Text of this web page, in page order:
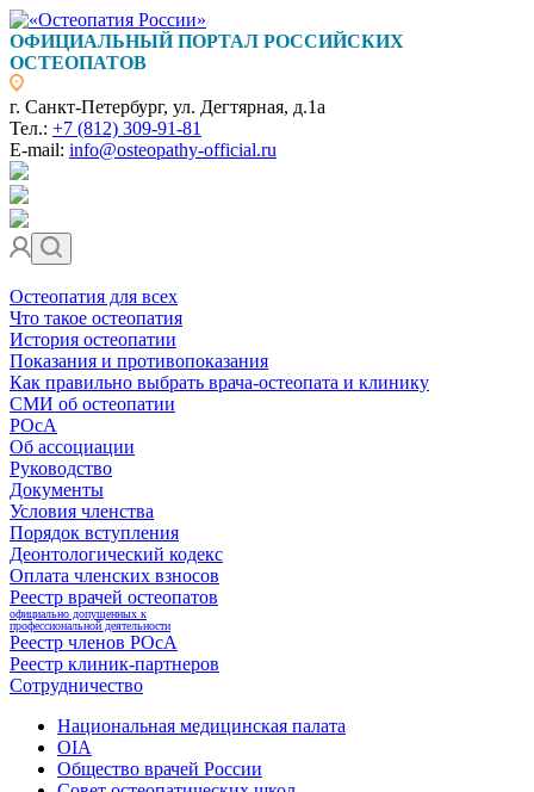
ОФИЦИАЛЬНЫЙ ПОРТАЛ РОССИЙСКИХ
ОСТЕОПАТОВ
г. Санкт-Петербург, ул. Дегтярная, д.1а
Тел.: +7 (812) 309-91-81
E-mail: info@osteopathy-official.ru
Остеопатия для всех
Что такое остеопатия
История остеопатии
Показания и противопоказания
Как правильно выбрать врача-остеопата и клинику
СМИ об остеопатии
РОсА
Об ассоциации
Руководство
Документы
Условия членства
Порядок вступления
Деонтологический кодекс
Оплата членских взносов
Реестр врачей остеопатов
официально допущенных к
профессиональной деятельности
Реестр членов РОсА
Реестр клиник-партнеров
Сотрудничество
Национальная медицинская палата
OIA
Общество врачей России